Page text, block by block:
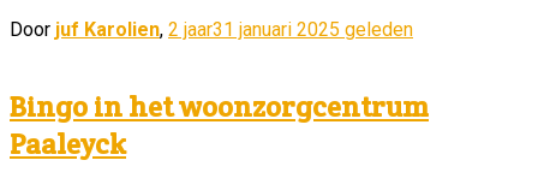
Door juf Karolien, 2 jaar31 januari 2025 geleden
Bingo in het woonzorgcentrum
Paaleyck